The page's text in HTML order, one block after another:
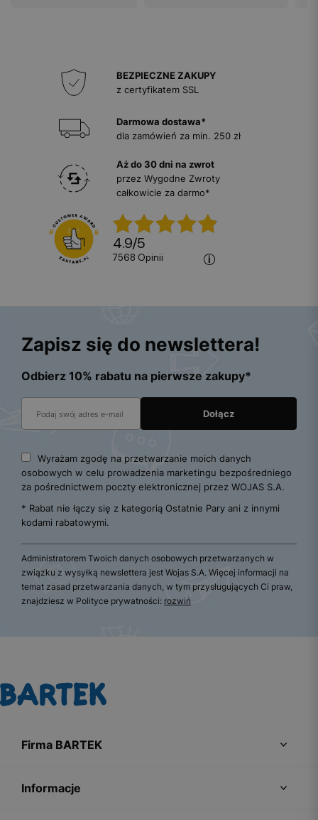
BEZPIECZNE ZAKUPY
z certyfikatem SSL
Darmowa dostawa*
dla zamówień za min. 250 zł
Aż do 30 dni na zwrot
przez Wygodne Zwroty
całkowicie za darmo*
4.9/5
7568 opinii
Zapisz się do newslettera!
Odbierz 10% rabatu na pierwsze zakupy*
Wyrażam zgodę na przetwarzanie moich danych
osobowych w celu prowadzenia marketingu bezpośredniego
za pośrednictwem poczty elektronicznej przez WOJAS S.A.
* Rabat nie łączy się z kategorią Ostatnie Pary ani z innymi
kodami rabatowymi.
Administratorem Twoich danych osobowych przetwarzanych w
związku z wysyłką newslettera jest Wojas S.A. Więcej informacji na
temat zasad przetwarzania danych, w tym przysługujących Ci praw,
znajdziesz w Polityce prywatności: rozwiń
Firma BARTEK
Informacje